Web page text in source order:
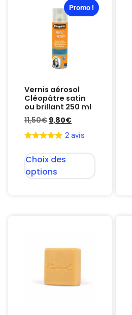
Promo !
Vernis aérosol
Cléopâtre satin
ou brillant 250 ml
11,50€ 9,80€
2 avis
Choix des
options